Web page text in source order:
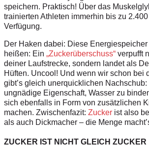
speichern. Praktisch! Über das
trainierten Athleten immerhin bis zu
Verfügung.
Der Haken dabei: Diese Energiespeicher
heißen: Ein „Zuckerüberschuss“ verpufft
deiner Laufstrecke, sondern landet als
Hüften. Uncool! Und wenn wir schon bei
gibt’s gleich unerquicklichen
ungnädige Eigenschaft, Wasser zu
sich ebenfalls in Form von zusätzlichen
machen. Zwischenfazit: Zucker ist also
als auch Dickmacher – die Menge
ZUCKER IST NICHT GLEICH ZUCKER